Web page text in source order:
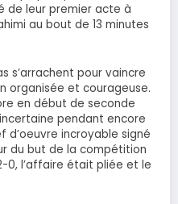
de leur premier acte à
au bout de 13 minutes
s’arrachent pour vaincre
organisée et courageuse.
en début de seconde
pendant encore
d’oeuvre incroyable signé
du but de la compétition
0, l’affaire était pliée et le